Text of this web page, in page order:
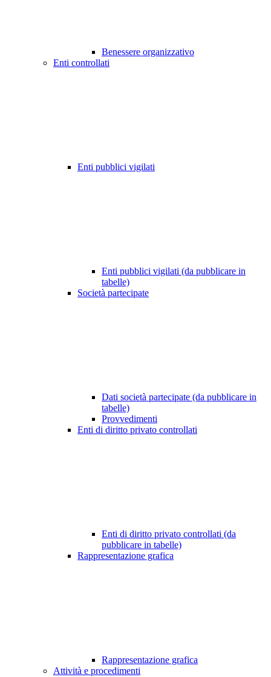
Benessere organizzativo
Enti controllati
Enti pubblici vigilati
Enti pubblici vigilati (da pubblicare in
tabelle)
Società partecipate
Dati società partecipate (da pubblicare in
tabelle)
Provvedimenti
Enti di diritto privato controllati
Enti di diritto privato controllati (da
pubblicare in tabelle)
Rappresentazione grafica
Rappresentazione grafica
Attività e procedimenti